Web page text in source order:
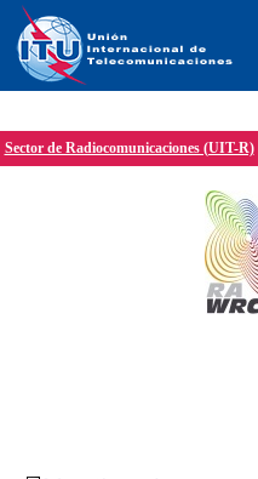
Sector de Radiocomunicaciones (UIT-R)